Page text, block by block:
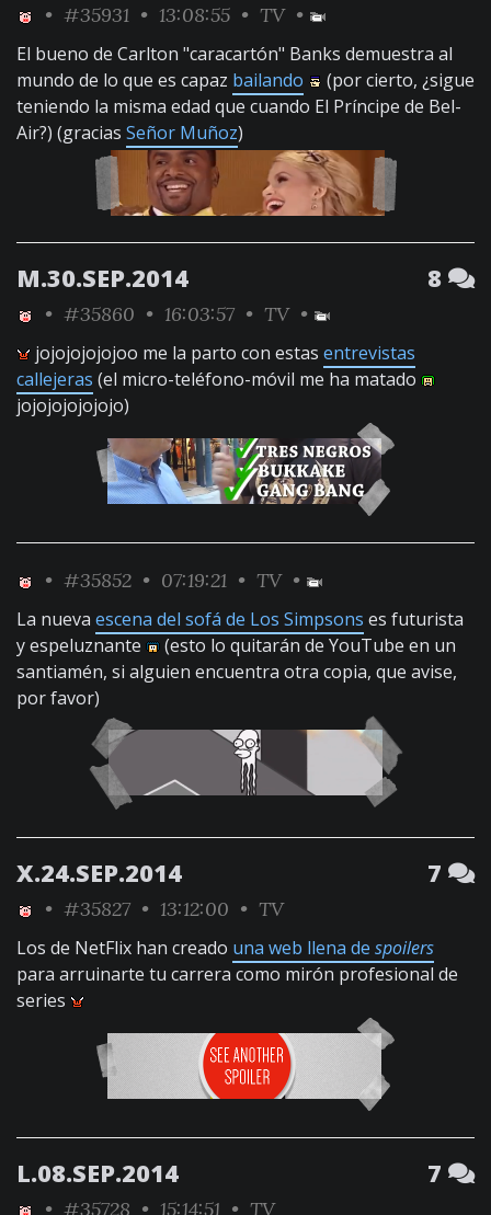
• #35931 • 13:08:55 • TV•
El bueno de Carlton "caracartón" Banks demuestra al
mundo de lo que es capaz bailando
(por cierto, ¿sigue
teniendo la misma edad que cuando El Príncipe de Bel-
Air?) (gracias Señor Muñoz)
M.30.SEP.2014 8
• #35860 • 16:03:57 • TV•
jojojojojojoo me la parto con estas entrevistas
callejeras (el micro-teléfono-móvil me ha matado
jojojojojojojo)
• #35852 • 07:19:21 • TV•
La nueva escena del sofá de Los Simpsons es futurista
y espeluznante
(esto lo quitarán de YouTube en un
santiamén, si alguien encuentra otra copia, que avise,
por favor)
X.24.SEP.2014 7
• #35827 • 13:12:00 • TV
Los de NetFlix han creado una web llena de spoilers
para arruinarte tu carrera como mirón profesional de
series
L.08.SEP.2014 7
• #35728 • 15:14:51 • TV